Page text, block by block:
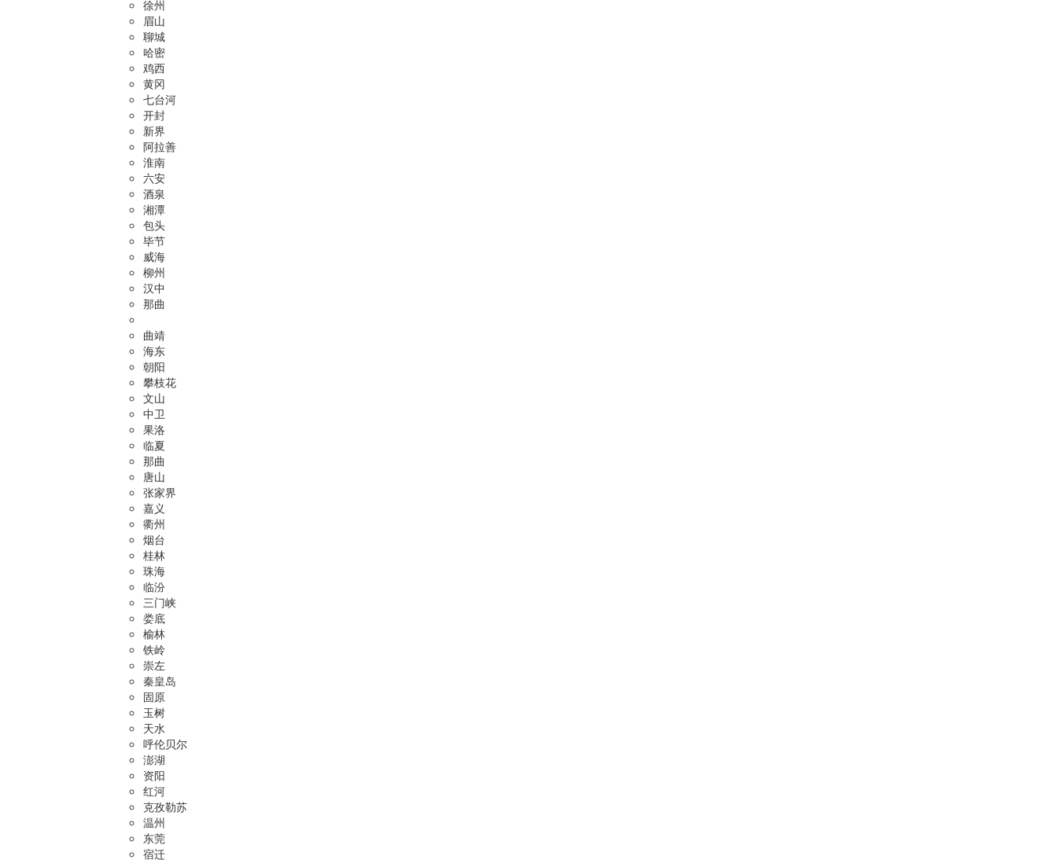
徐州
眉山
聊城
哈密
鸡西
黄冈
七台河
开封
新界
阿拉善
淮南
六安
酒泉
湘潭
包头
毕节
威海
柳州
汉中
那曲
曲靖
海东
朝阳
攀枝花
文山
中卫
果洛
临夏
那曲
唐山
张家界
嘉义
衢州
烟台
桂林
珠海
临汾
三门峡
娄底
榆林
铁岭
崇左
秦皇岛
固原
玉树
天水
呼伦贝尔
澎湖
资阳
红河
克孜勒苏
温州
东莞
宿迁